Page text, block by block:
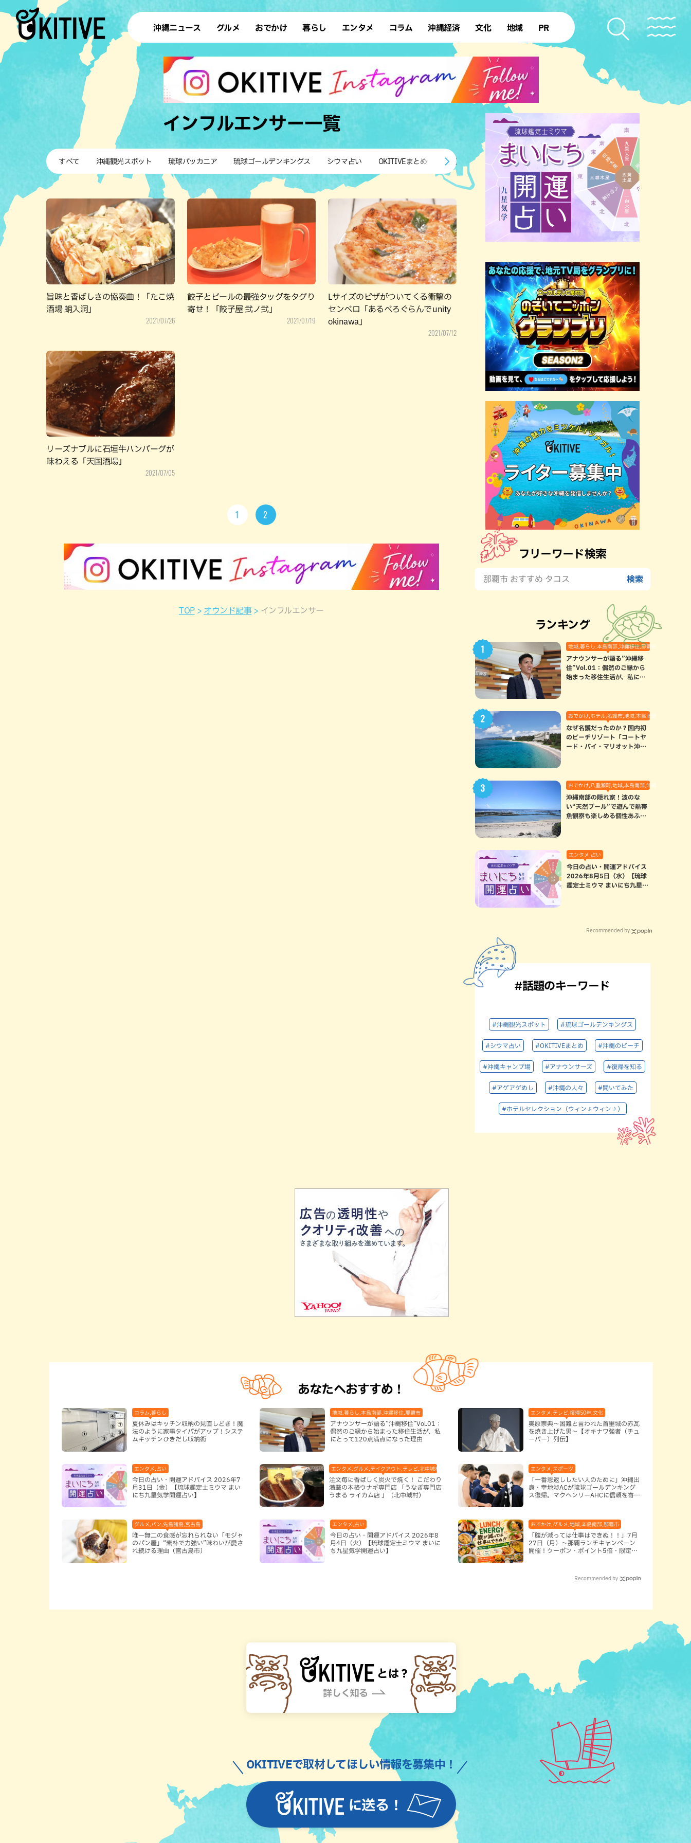
沖縄ニュース グルメ
ラーメン 沖縄そば
テイクアウト カフェ
すし・魚料理 和食・日本料理
沖縄料理 アジア・エスニック
ステーキ・焼肉 焼鳥・串料理
その他の肉料理 居酒屋・バー
カレー
ハンバーガー タコス・タコライス
おでかけ
デート ドライブ
散歩 ソロ活
歴史
サウナ 公園
暮らし
レシピ SDGs
ファッション ローカルニュース
沖縄移住 沖縄旧暦行事
エンタメ
スポーツ 占い
タレント・芸人 テレビ
コラム 沖縄経済 文化
復帰50年
地域
本島北部
本島南部 先島諸島
北部離島
PR
インフルエンサー一覧
すべて 沖縄観光スポット 琉球バッカニア 琉球ゴールデンキングス シウマ占い OKITIVEまとめ 沖縄のビーチ 沖縄キャンプ場 アナウンサーズ 復帰を知る
旨味と香ばしさの協奏曲！「たこ焼
酒場 蛸入洞」
2021/07/26
餃子とビールの最強タッグをタグり
寄せ！「餃子屋 弐ノ弐」
2021/07/19
Lサイズのピザがついてくる衝撃の
センベロ「あるべろぐらんで unity
okinawa」
2021/07/12
リーズナブルに石垣牛ハンバーグが
味わえる「天国酒場」
2021/07/05
1 2
TOP オウンド記事 インフルエンサー
フリーワード検索
ランキング
地域,暮らし,本島南部,沖縄移住,那覇市
アナウンサーが語る”沖縄移
住”Vol.01：偶然のご縁から
始まった移住生活が、私にと
おでかけ,ホテル,名護市,地域,本島北部
なぜ名護だったのか？国内初
のビーチリゾート「コートヤ
ード・バイ・マリオット沖縄
おでかけ,八重瀬町,地域,本島南部,沖縄の海,自然
沖縄南部の隠れ家！波のな
い“天然プール”で遊んで熱帯
魚観察も楽しめる個性あふれ
エンタメ,占い
今日の占い・開運アドバイス
2026年8月5日（水）【琉球
鑑定士ミウマ まいにち九星気
Recommended by
#話題のキーワード
#沖縄観光スポット #琉球ゴールデンキングス
#シウマ占い #OKITIVEまとめ #沖縄のビーチ
#沖縄キャンプ場 #アナウンサーズ #復帰を知る
#アゲアゲめし #沖縄の人々 #聞いてみた
#ホテルセレクション（ウィン♪ウィン♪）
あなたへおすすめ！
コラム,暮らし
夏休みはキッチン収納の見直しどき！魔
法のように家事タイパがアップ！システ
ムキッチンひきだし収納術
地域,暮らし,本島南部,沖縄移住,那覇市
アナウンサーが語る”沖縄移住”Vol.01：
偶然のご縁から始まった移住生活が、私
にとって120点満点になった理由
エンタメ,テレビ,復帰50年,文化
奥原崇典～困難と言われた首里城の赤瓦
を焼き上げた男～【オキナワ強者（チュ
ーバー）列伝】
エンタメ,占い
今日の占い・開運アドバイス 2026年7
月31日（金）【琉球鑑定士ミウマ まい
にち九星気学開運占い】
エンタメ,グルメ,テイクアウト,テレビ,北中城村,和食・日本料理,地域,本島中部
注文毎に香ばしく炭火で焼く！ こだわり
満載の本格ウナギ専門店 「うなぎ専門店
うまる ライカム店 」（北中城村）
エンタメ,スポーツ
「一番恩返ししたい人のために」沖縄出
身・幸地渉ACが琉球ゴールデンキング
ス復帰。マクヘンリーAHCに信頼を寄せ
グルメ,パン,先島諸島,宮古島
唯一無二の食感が忘れられない「モジャ
のパン屋」“素朴で力強い”味わいが愛さ
れ続ける理由（宮古島市）
エンタメ,占い
今日の占い・開運アドバイス 2026年8
月4日（火）【琉球鑑定士ミウマ まいに
ち九星気学開運占い】
おでかけ,グルメ,地域,本島南部,那覇市
「腹が減っては仕事はできぬ！！」7月
27日（月）〜那覇ランチキャンペーン
開催！クーポン・ポイント5倍・限定グ
Recommended by
に送る！
OKITIVEで取材してほしい情報を募集中！